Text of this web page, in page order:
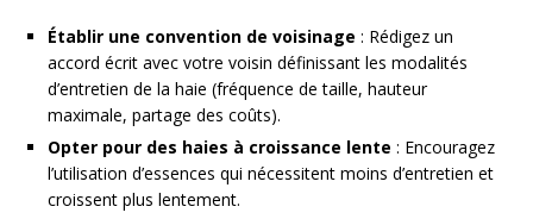
Établir une convention de voisinage : Rédigez un
accord écrit avec votre voisin définissant les modalités
d’entretien de la haie (fréquence de taille, hauteur
maximale, partage des coûts).
Opter pour des haies à croissance lente : Encouragez
l’utilisation d’essences qui nécessitent moins d’entretien et
croissent plus lentement.